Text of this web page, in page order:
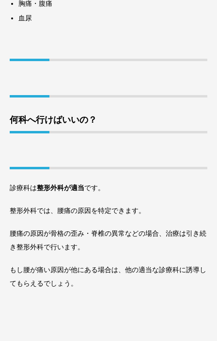
胸痛・腹痛
血尿
何科へ行けばいいの？
診療科は整形外科が適当です。
整形外科では、腰痛の原因を特定できます。
腰痛の原因が骨格の歪み・脊椎の異常などの場合、治療は引き続
き整形外科で行います。
もし腰が痛い原因が他にある場合は、他の適当な診療科に誘導し
てもらえるでしょう。